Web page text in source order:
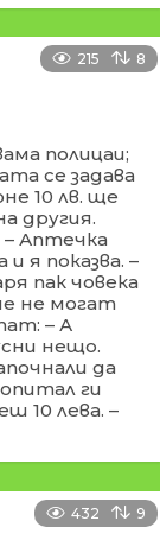
215 8
полицаи;
се задава
10 лв. ще
другия.
Аптечка
я показва. –
пак човека
не могат
– А
нещо.
да
ги
10 лева. –
432 9